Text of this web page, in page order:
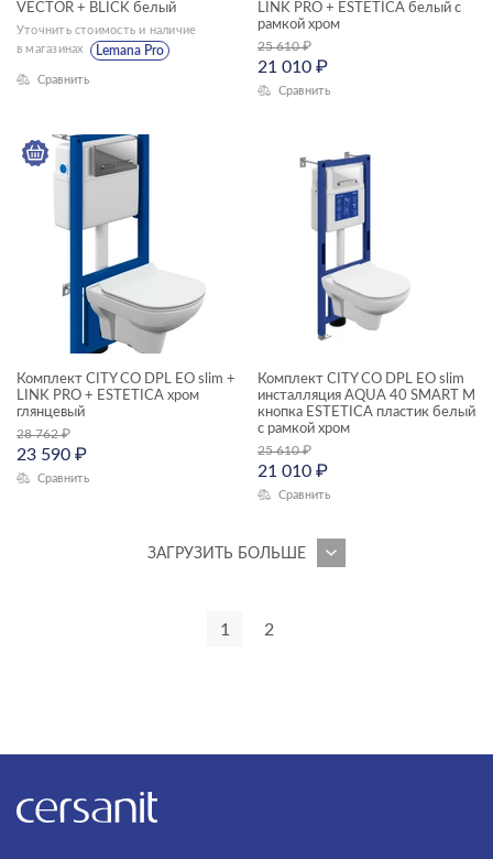
OLIVA
PARVA
PRIME BLACK
SENSE
STONE
STREET FUSION
TRENTO
TWINS
UNIVERSAL
VECTOR + BLICK белый
Уточнить стоимость и наличие
в магазинах
Lemana Pro
Сравнить
LINK PRO + ESTETICA белый с
рамкой хром
25 610₽
21 010 ₽
Сравнить
Комплект CITY CO DPL EO slim +
LINK PRO + ESTETICA хром
глянцевый​
28 762₽
23 590 ₽
Сравнить
Комплект CITY CO DPL EO slim
инсталляция AQUA 40 SMART M
кнопка ESTETICA пластик белый
с рамкой хром
25 610₽
21 010 ₽
Сравнить
ЗАГРУЗИТЬ БОЛЬШЕ
1 2